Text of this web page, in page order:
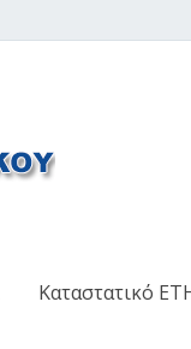
Καταστατικό